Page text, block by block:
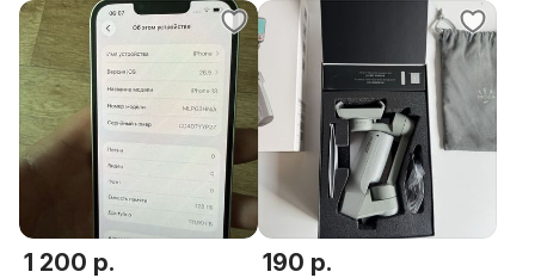
1 200 р. 190 р.